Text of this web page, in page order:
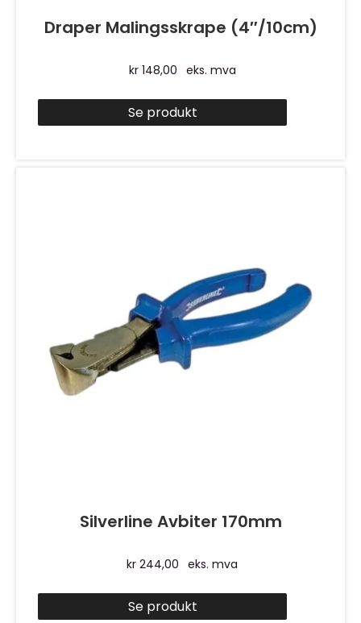
Draper Malingsskrape (4″/10cm)
kr148,00 eks. mva
Se produkt
Silverline Avbiter 170mm
kr 244,00 eks. mva
Se produkt